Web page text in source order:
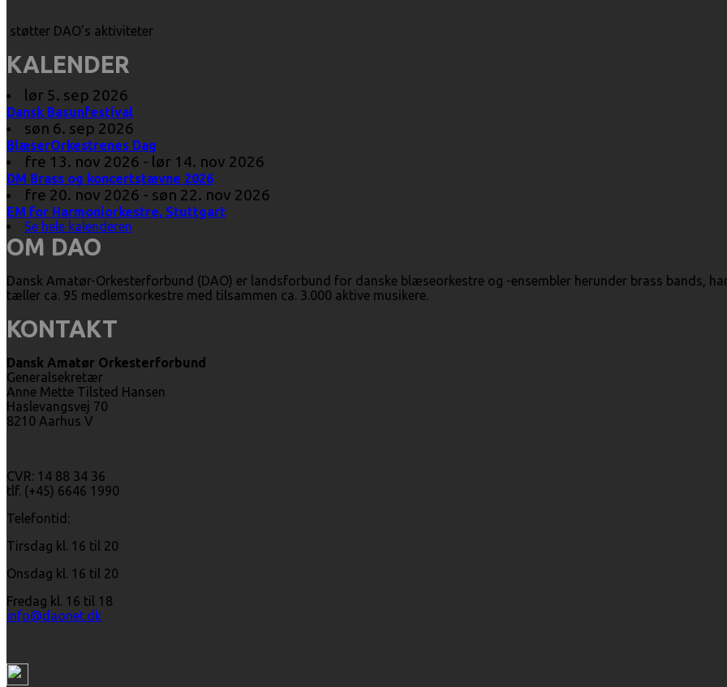
støtter DAO’s aktiviteter
KALENDER
lør 5. sep 2026
Dansk Basunfestival
søn 6. sep 2026
BlæserOrkestrenes Dag
fre 13. nov 2026 - lør 14. nov 2026
DM Brass og koncertstævne 2026
fre 20. nov 2026 - søn 22. nov 2026
EM for Harmoniorkestre, Stuttgart
Se hele kalenderen
OM DAO
Dansk Amatør-Orkesterforbund (DAO) er landsforbund for danske blæseorkestre og -ensembler herunder brass bands,
tæller ca. 95 medlemsorkestre med tilsammen ca. 3.000 aktive musikere.
KONTAKT
Dansk Amatør Orkesterforbund
Generalsekretær
Anne Mette Tilsted Hansen
Haslevangsvej 70
8210 Aarhus V
CVR: 14 88 34 36
tlf. (+45) 6646 1990
Telefontid:
Tirsdag kl. 16 til 20
Onsdag kl. 16 til 20
Fredag kl. 16 til 18
info@daonet.dk